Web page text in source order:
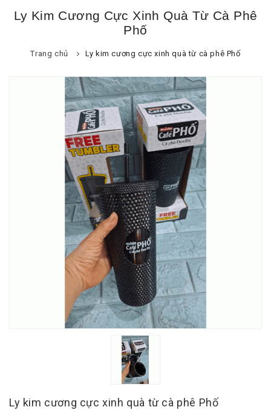
Ly Kim Cương Cực Xinh Quà Từ Cà Phê
Phố
Trang chủ Ly kim cương cực xinh quà từ cà phê Phố
Ly kim cương cực xinh quà từ cà phê Phố